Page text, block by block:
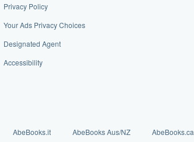
Privacy Policy
Your Ads Privacy Choices
Designated Agent
Accessibility
AbeBooks.it AbeBooks Aus/NZ AbeBooks.ca